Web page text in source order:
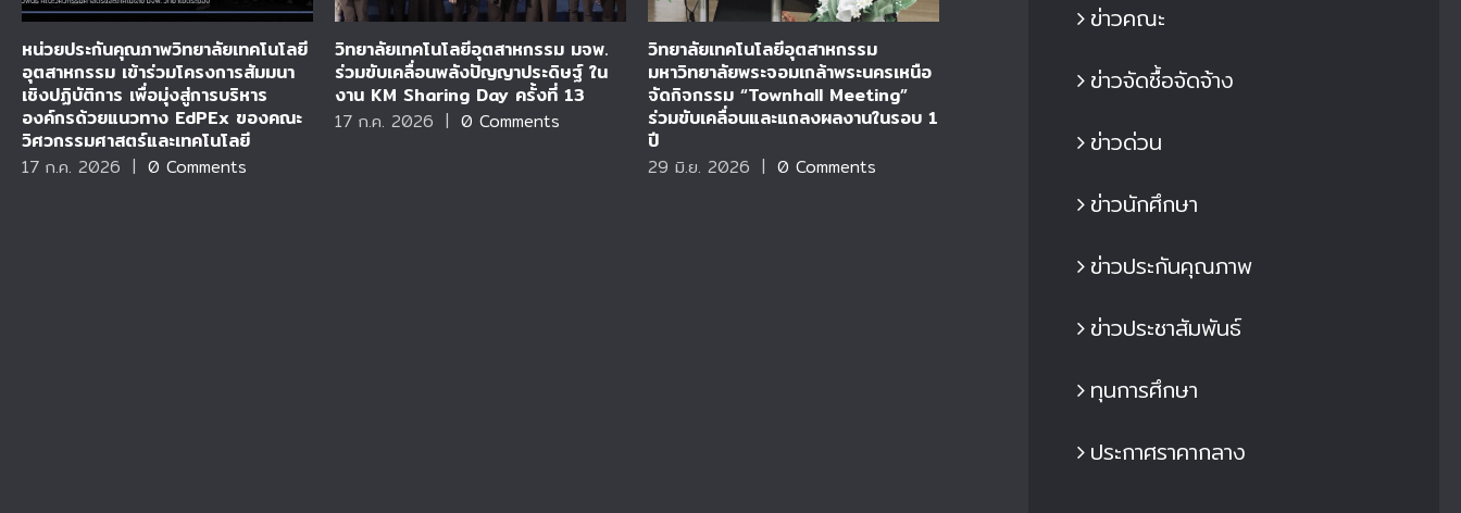
หน่วยประกันคุณภาพวิทยาลัยเทคโนโลยี
อุตสาหกรรม เข้าร่วมโครงการสัมมนา
เชิงปฏิบัติการ เพื่อมุ่งสู่การบริหาร
องค์กรด้วยแนวทาง EdPEx ของคณะ
วิศวกรรมศาสตร์และเทคโนโลยี
17 ก.ค. 2026 | 0 Comments
วิทยาลัยเทคโนโลยีอุตสาหกรรม มจพ.
ร่วมขับเคลื่อนพลังปัญญาประดิษฐ์ ใน
งาน KM Sharing Day ครั้งที่ 13
17 ก.ค. 2026 | 0 Comments
วิทยาลัยเทคโนโลยีอุตสาหกรรม
มหาวิทยาลัยพระจอมเกล้าพระนครเหนือ
จัดกิจกรรม “Townhall Meeting”
ร่วมขับเคลื่อนและแถลงผลงานในรอบ 1
ปี
29 มิ.ย. 2026 | 0 Comments
ต้อนรับคณะผู้บริหารและบริษัทการลงทุน
จากสาธารณรัฐประชาชนจีน เข้าเยี่ยม
ข่าวคณะ
ข่าวจัดซื้อจัดจ้าง
ข่าวด่วน
ข่าวนักศึกษา
ข่าวประกันคุณภาพ
ข่าวประชาสัมพันธ์
ทุนการศึกษา
ประกาศราคากลาง